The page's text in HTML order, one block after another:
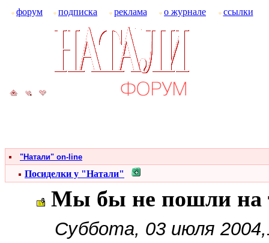
форум подписка реклама о журнале ссылки
"Натали" on-line
Посиделки у "Натали"
Мы бы не пошли на
Суббота, 03 июля